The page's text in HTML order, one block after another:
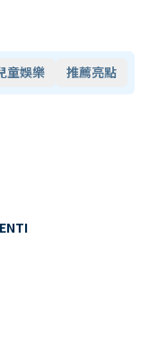
童娛樂 推薦亮點